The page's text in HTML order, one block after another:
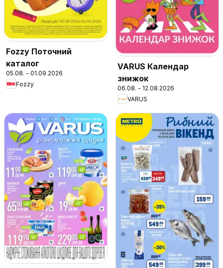
Fozzy Поточний
каталог
05.08. - 01.09.2026
Fozzy
VARUS Календар
знижок
06.08. - 12.08.2026
VARUS